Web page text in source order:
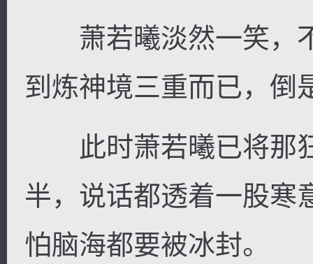
萧若曦淡然一笑，不
到炼神境三重而已，倒
此时萧若曦已将那
半，说话都透着一股寒
怕脑海都要被冰封。